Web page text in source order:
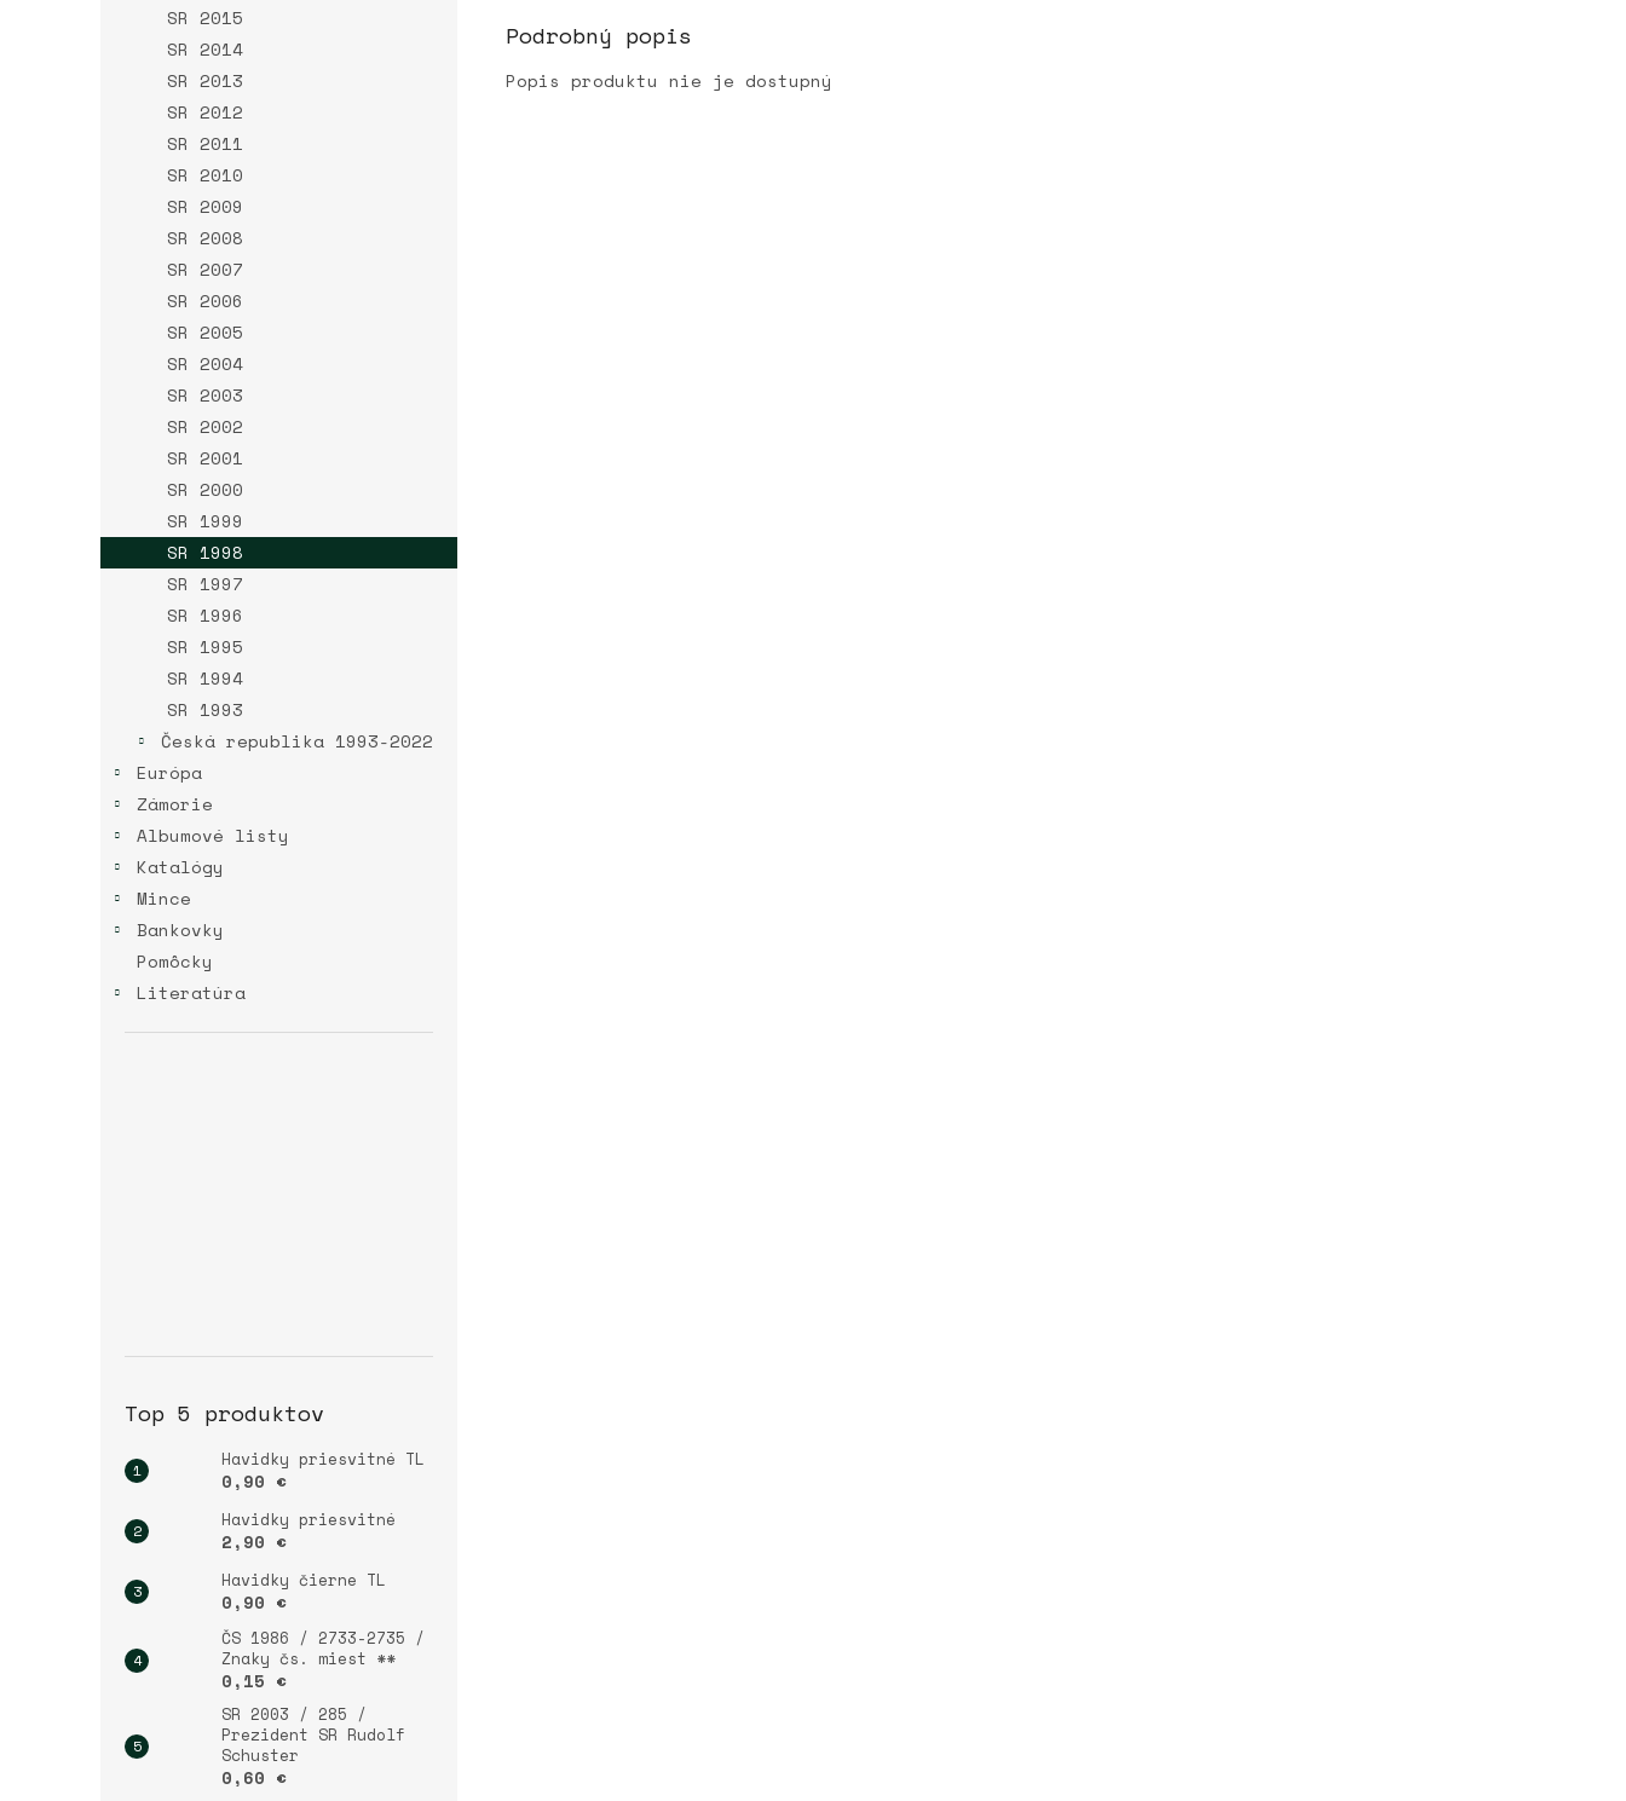
SR 2015
SR 2014
SR 2013
SR 2012
SR 2011
SR 2010
SR 2009
SR 2008
SR 2007
SR 2006
SR 2005
SR 2004
SR 2003
SR 2002
SR 2001
SR 2000
SR 1999
SR 1998
SR 1997
SR 1996
SR 1995
SR 1994
SR 1993
Česká republika 1993-2022
Európa
Zámorie
Albumové listy
Katalógy
Mince
Bankovky
Pomôcky
Literatúra
Top 5 produktov
Havidky priesvitné TL
0,90 €
Havidky priesvitné
2,90 €
Havidky čierne TL
0,90 €
ČS 1986 / 2733-2735 /
Znaky čs. miest **
0,15 €
SR 2003 / 285 /
Prezident SR Rudolf
Schuster
0,60 €
Podrobný popis
Popis produktu nie je dostupný